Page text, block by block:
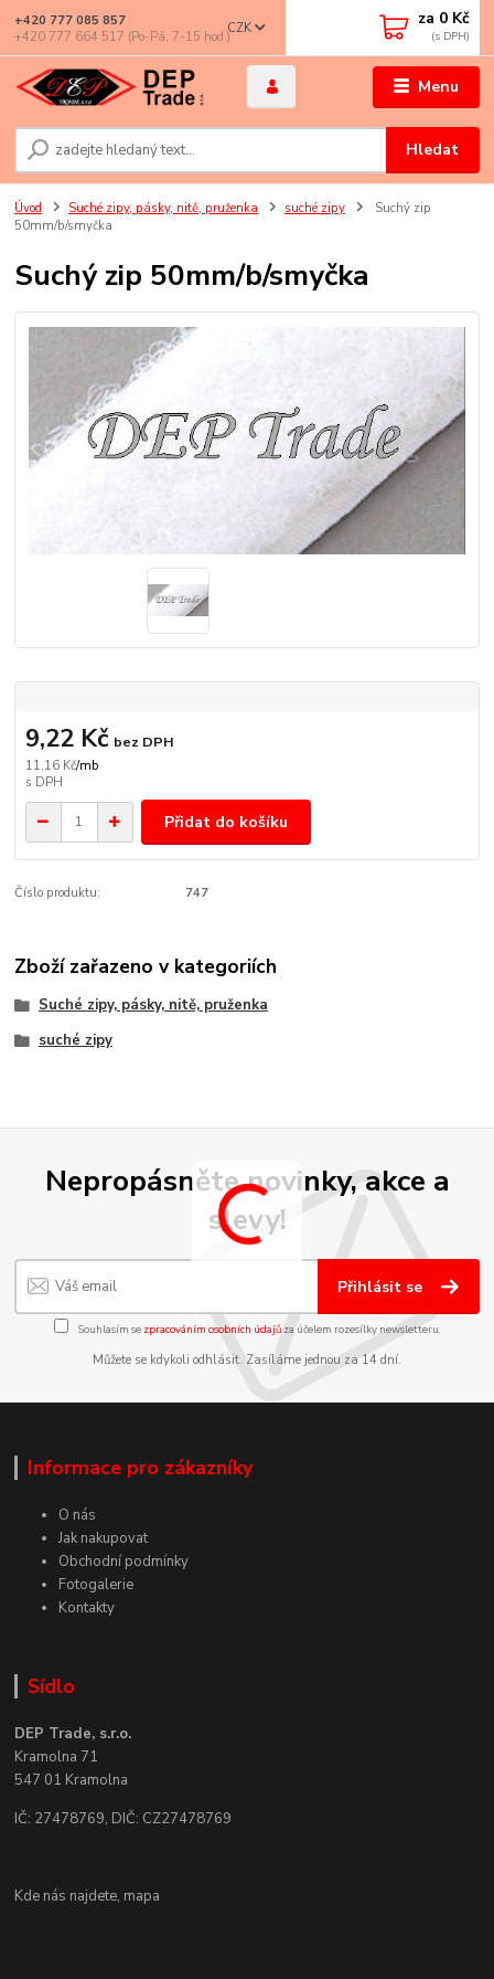
Menu
CZK
Hledat
+420 777 085 857
+420 777 664 517 (Po-Pá, 7-15 hod.)
za 0 Kč
Úvod Suché zipy, pásky, nitě, pruženka suché zipy
Suchý zip
50mm/b/smyčka
Suchý zip 50mm/b/smyčka
11,16 Kč/mb
9,22 Kč bez DPH
Přidat do košíku
Číslo produktu: 747
Zboží zařazeno v kategoriích
Suché zipy, pásky, nitě, pruženka
suché zipy
Nepropásněte novinky, akce a
slevy!
Přihlásit se
Souhlasím se zpracováním osobních údajůza účelem rozesílky newsletteru.
Můžete se kdykoli odhlásit. Zasíláme jednou za 14 dní.
Informace pro zákazníky
O nás
Jak nakupovat
Obchodní podmínky
Fotogalerie
Kontakty
Sídlo
DEP Trade, s.r.o.
Kramolna 71
547 01 Kramolna
IČ: 27478769, DIČ: CZ27478769
Kde nás najdete, mapa